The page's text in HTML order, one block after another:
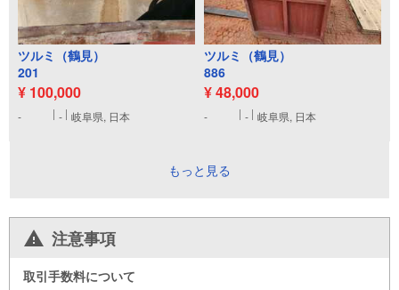
ツルミ（鶴見）
201
¥ 100,000
- - 岐阜県, 日本
ツルミ（鶴見）
886
¥ 48,000
- - 岐阜県, 日本
もっと見る
注意事項
取引手数料について